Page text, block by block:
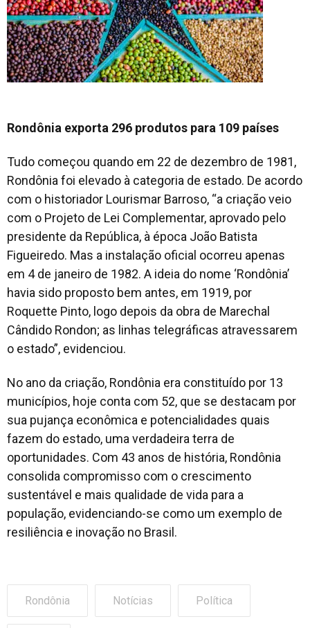
Rondônia exporta 296 produtos para 109 países
Tudo começou quando em 22 de dezembro de 1981,
Rondônia foi elevado à categoria de estado. De acordo
com o historiador Lourismar Barroso, “a criação veio
com o Projeto de Lei Complementar, aprovado pelo
presidente da República, à época João Batista
Figueiredo. Mas a instalação oficial ocorreu apenas
em 4 de janeiro de 1982. A ideia do nome ‘Rondônia’
havia sido proposto bem antes, em 1919, por
Roquette Pinto, logo depois da obra de Marechal
Cândido Rondon; as linhas telegráficas atravessarem
o estado”, evidenciou.
No ano da criação, Rondônia era constituído por 13
municípios, hoje conta com 52, que se destacam por
sua pujança econômica e potencialidades quais
fazem do estado, uma verdadeira terra de
oportunidades. Com 43 anos de história, Rondônia
consolida compromisso com o crescimento
sustentável e mais qualidade de vida para a
população, evidenciando-se como um exemplo de
resiliência e inovação no Brasil.
Rondônia Notícias Política